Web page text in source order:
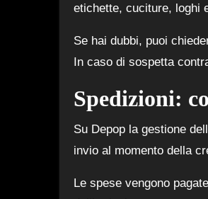
etichette, cuciture, loghi
Se hai dubbi, puoi
In caso di sospetta
Spedizioni:
Su Depop la gestione
invio al momento della
Le spese vengono